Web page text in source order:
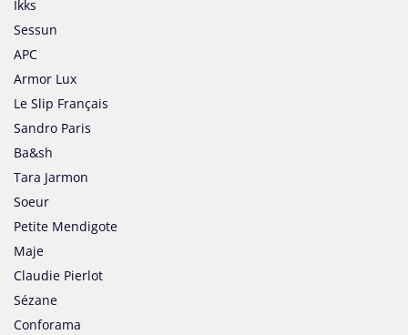
Ikks
Sessun
APC
Armor Lux
Le Slip Français
Sandro Paris
Ba&sh
Tara Jarmon
Soeur
Petite Mendigote
Maje
Claudie Pierlot
Sézane
Conforama